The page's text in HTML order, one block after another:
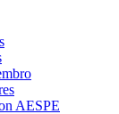
AESPE